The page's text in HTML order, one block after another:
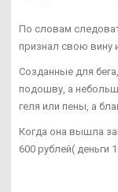
По словам
признал свою вину
Созданные для
подошву, а
геля или пены, а
Когда она вышла
600 рублей( деньги